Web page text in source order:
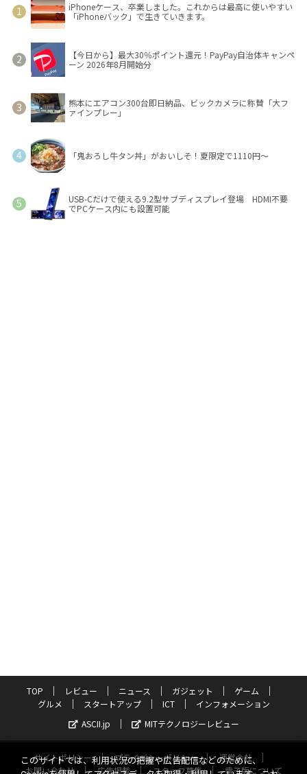
iPhoneケース、卒業しました。これからは最高に使いやすい
「iPhoneバック」で生きていきます。
【今日から】最大30％ポイント還元！PayPay自治体キャンペ
ーン 2026年8月開始分
熊本にエアコン300台即日納品、ビックカメラに称賛「大フ
ァインプレー」
「鬼おろし牛タン丼」がおいしそ！夏限定で1110円～
USB-Cだけで使える9.2型サブディスプレイ登場 HDMI不要
でPCケース内にも設置可能
TOP レビュー ニュース ガジェット
ゲーム
グルメ
スタートアップ ICT
インフォメーション
ASCII.jp
MITテクノロジーレビュー
サイトポリシー プライバシーポリシー
運営会社
お問い合わせ
広告掲載 スタッフ募集 電子版について
このサイトでは、利用状況の把握や広告配信などのために、